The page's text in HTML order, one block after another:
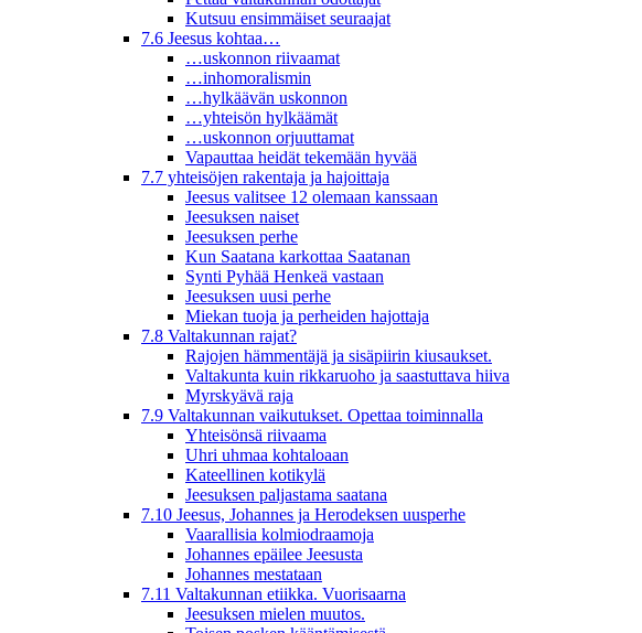
Kutsuu ensimmäiset seuraajat
7.6 Jeesus kohtaa…
…uskonnon riivaamat
…inhomoralismin
…hylkäävän uskonnon
…yhteisön hylkäämät
…uskonnon orjuuttamat
Vapauttaa heidät tekemään hyvää
7.7 yhteisöjen rakentaja ja hajoittaja
Jeesus valitsee 12 olemaan kanssaan
Jeesuksen naiset
Jeesuksen perhe
Kun Saatana karkottaa Saatanan
Synti Pyhää Henkeä vastaan
Jeesuksen uusi perhe
Miekan tuoja ja perheiden hajottaja
7.8 Valtakunnan rajat?
Rajojen hämmentäjä ja sisäpiirin kiusaukset.
Valtakunta kuin rikkaruoho ja saastuttava hiiva
Myrskyävä raja
7.9 Valtakunnan vaikutukset. Opettaa toiminnalla
Yhteisönsä riivaama
Uhri uhmaa kohtaloaan
Kateellinen kotikylä
Jeesuksen paljastama saatana
7.10 Jeesus, Johannes ja Herodeksen uusperhe
Vaarallisia kolmiodraamoja
Johannes epäilee Jeesusta
Johannes mestataan
7.11 Valtakunnan etiikka. Vuorisaarna
Jeesuksen mielen muutos.